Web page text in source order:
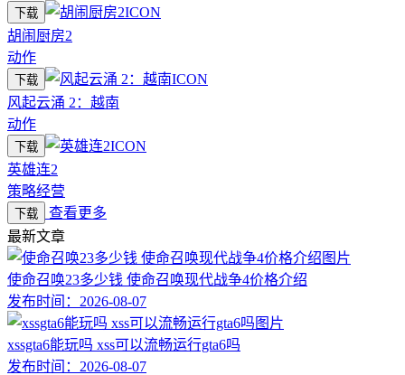
下载
胡闹厨房2
动作
下载
风起云涌 2：越南
动作
下载
英雄连2
策略经营
下载
查看更多
最新文章
使命召唤23多少钱 使命召唤现代战争4价格介绍
发布时间： 2026-08-07
xssgta6能玩吗 xss可以流畅运行gta6吗
发布时间： 2026-08-07